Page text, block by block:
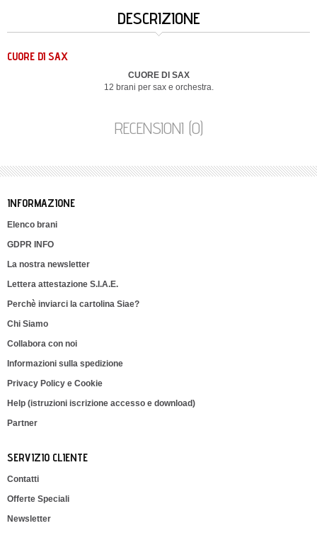
DESCRIZIONE
CUORE DI SAX
CUORE DI SAX
12 brani per sax e orchestra.
RECENSIONI (0)
INFORMAZIONE
Elenco brani
GDPR INFO
La nostra newsletter
Lettera attestazione S.I.A.E.
Perchè inviarci la cartolina Siae?
Chi Siamo
Collabora con noi
Informazioni sulla spedizione
Privacy Policy e Cookie
Help (istruzioni iscrizione accesso e download)
Partner
SERVIZIO CLIENTE
Contatti
Offerte Speciali
Newsletter